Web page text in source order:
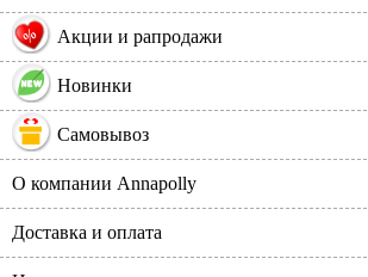
% Акции и рапродажи
Новинки
Самовывоз
О компании Annapolly
Доставка и оплата